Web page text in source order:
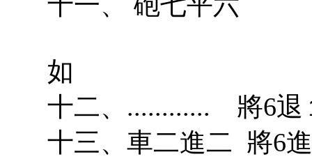
如
十二、............ 將6退
十三、車二進二 將6